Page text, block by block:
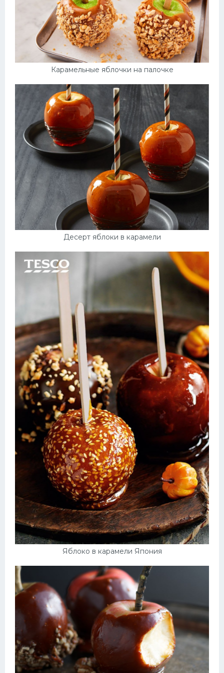
Карамельные яблочки на палочке
Десерт яблоки в карамели
Яблоко в карамели Япония